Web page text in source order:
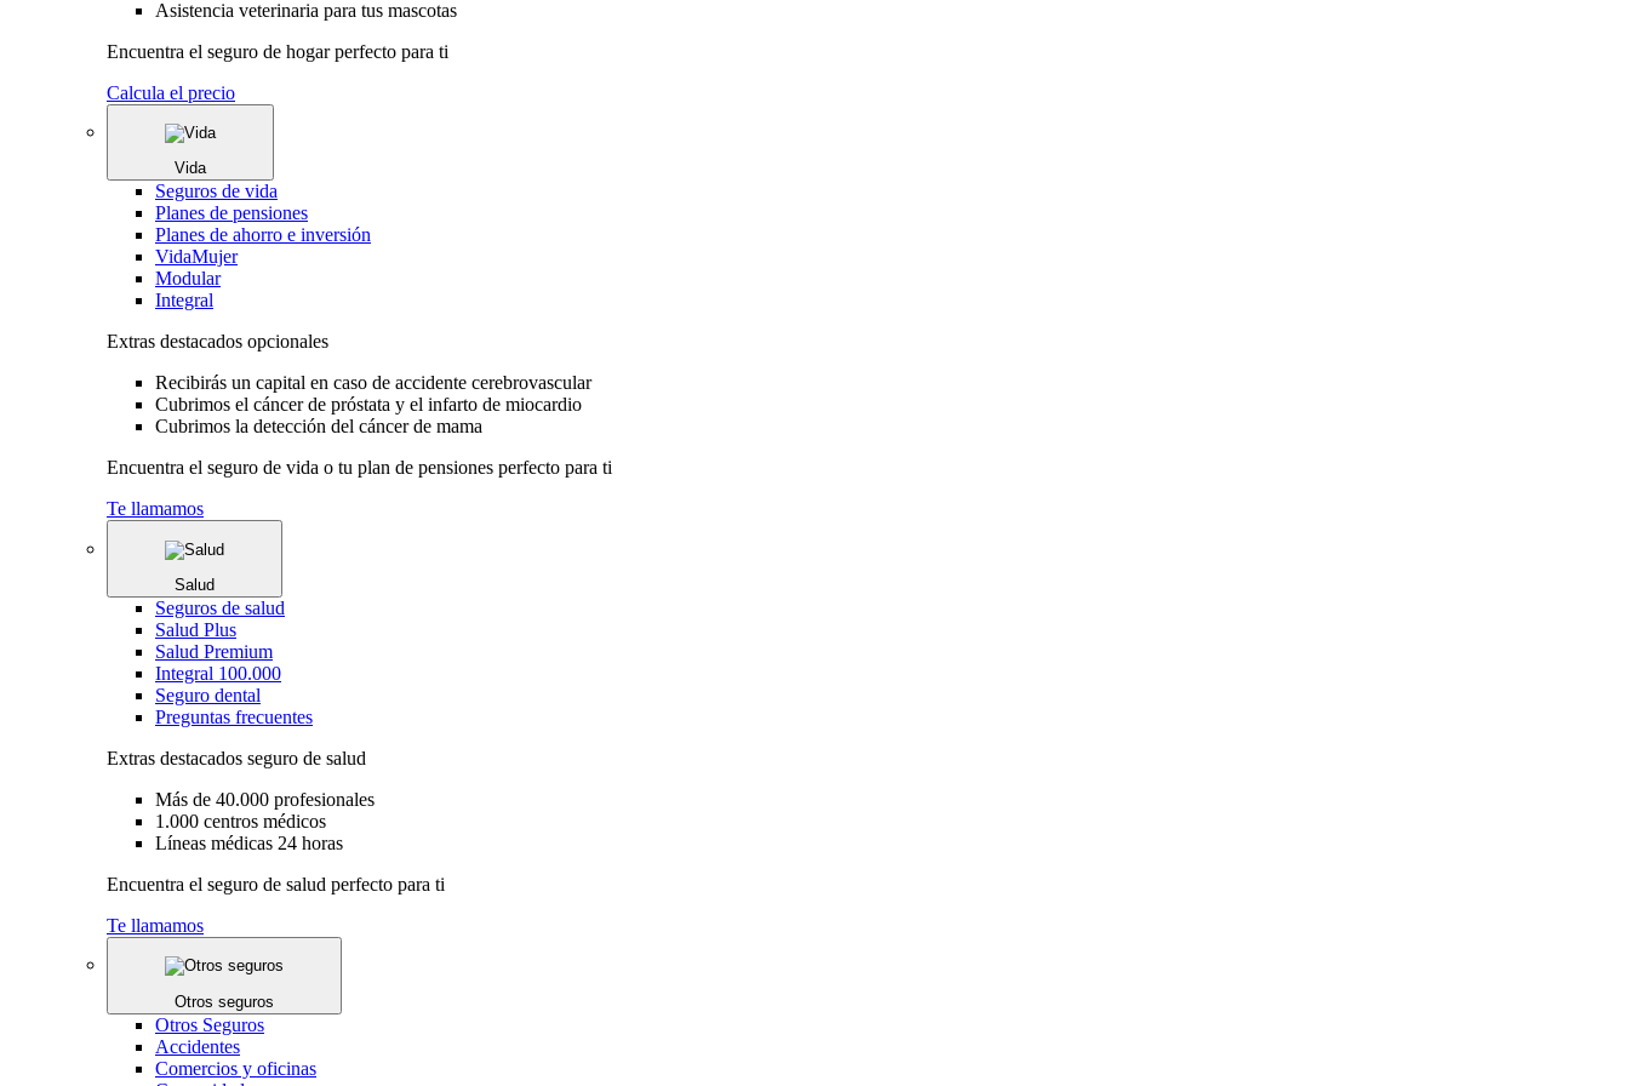
Asistencia veterinaria para tus mascotas
Encuentra el seguro de hogar perfecto para ti
Calcula el precio
Vida
Seguros de vida
Planes de pensiones
Planes de ahorro e inversión
VidaMujer
Modular
Integral
Extras destacados opcionales
Recibirás un capital en caso de accidente cerebrovascular
Cubrimos el cáncer de próstata y el infarto de miocardio
Cubrimos la detección del cáncer de mama
Encuentra el seguro de vida o tu plan de pensiones perfecto para ti
Te llamamos
Salud
Seguros de salud
Salud Plus
Salud Premium
Integral 100.000
Seguro dental
Preguntas frecuentes
Extras destacados seguro de salud
Más de 40.000 profesionales
1.000 centros médicos
Líneas médicas 24 horas
Encuentra el seguro de salud perfecto para ti
Te llamamos
Otros seguros
Otros Seguros
Accidentes
Comercios y oficinas